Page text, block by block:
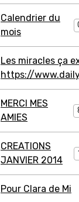
Calendrier du
mois
Les miracles ça
https://
MERCI MES
AMIES
CREATIONS
JANVIER 2014
Pour Clara de Mi